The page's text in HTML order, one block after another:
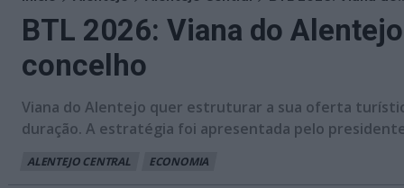
BTL 2026: Viana do
concelho
Viana do Alentejo quer estruturar a sua oferta
duração. A estratégia foi apresentada pelo presidente
ALENTEJO CENTRAL ECONOMIA